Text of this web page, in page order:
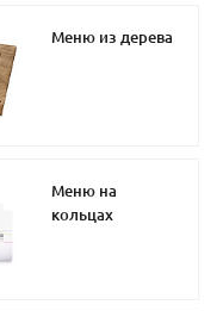
Меню из дерева
Меню на
кольцах